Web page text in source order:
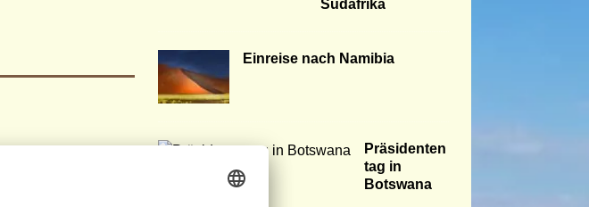
Südafrika
Einreise nach Namibia
Präsidenten
tag in
Botswana